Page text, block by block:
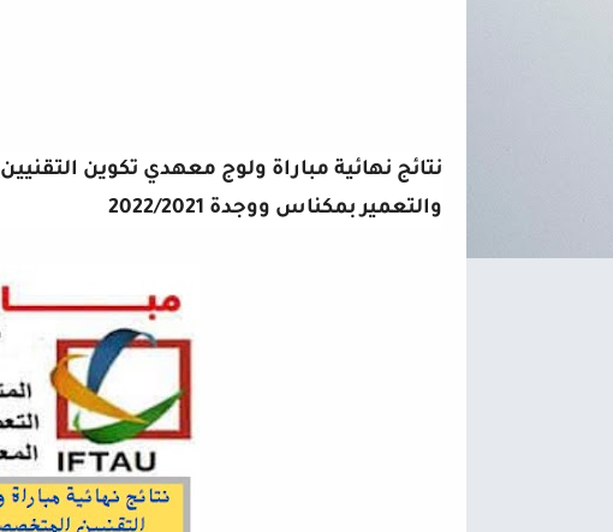
نتائج نهائية مباراة ولوج معهدي تكوين التقنيين
والتعمير بمكناس ووجدة 2022/2021